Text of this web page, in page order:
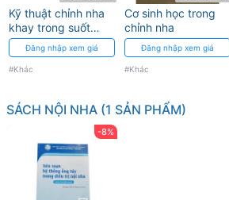
Kỹ thuật chỉnh nha
khay trong suốt
Clear Aligner
Đăng nhập xem giá
#Khác
Cơ sinh học trong
chỉnh nha
Đăng nhập xem giá
#Khác
SÁCH NỘI NHA (1 SẢN PHẨM)
-8%